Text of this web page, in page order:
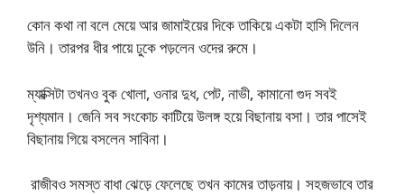
কোন কথা না বলে মেয়ে আর জামাইয়ের দিকে তাকিয়ে একটা হাসি দিলেন
উনি। তারপর ধীর পায়ে ঢুকে পড়লেন ওদের রুমে।
ম্যাক্সিটা তখনও বুক খোলা, ওনার দুধ, পেট, নাভী, কামানো গুদ সবই
দৃশ্যমান। জেনি সব সংকোচ কাটিয়ে উলঙ্গ হয়ে বিছানায় বসা। তার পাসেই
বিছানায় গিয়ে বসলেন সাবিনা।
রাজীবও সমস্ত বাধা ঝেড়ে ফেলেছে তখন কামের তাড়নায়। সহজভাবে তার